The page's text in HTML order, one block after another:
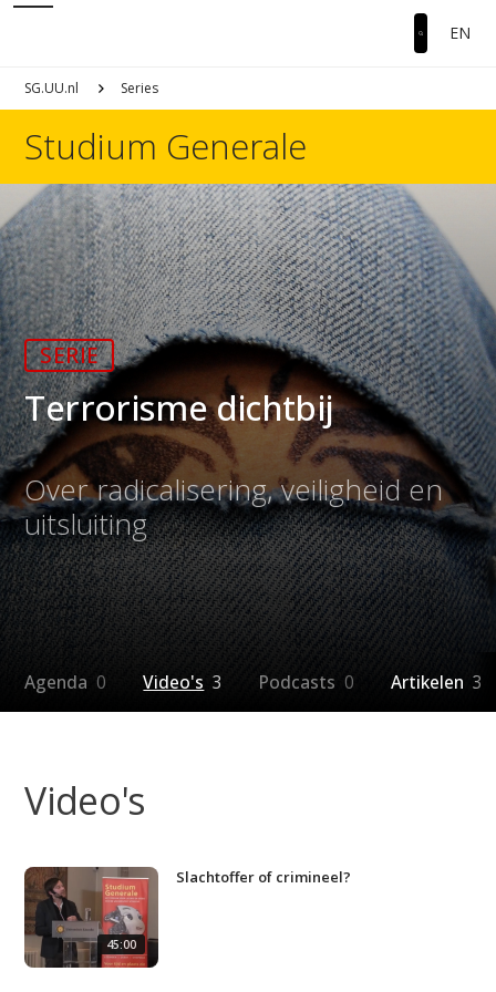
EN
SG.UU.nl Series
Studium Generale
SERIE
Terrorisme dichtbij
Over radicalisering, veiligheid en
uitsluiting
Agenda 0 Video's 3 Podcasts 0 Artikelen 3
Video's
45:00
Slachtoffer of crimineel?